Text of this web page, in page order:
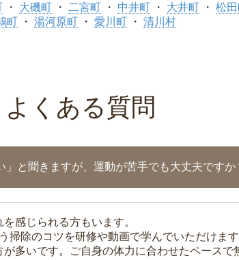
大磯町 二宮町 中井町 大井町 松
町
湯河原町 愛川町 清川村
よくある質問
と聞きますが、運動が苦手でも大丈夫ですか
感じられる方もいます。
除のコツを研修や動画で学んでいただけます
多いです。ご自身の体力に合わせたペースで